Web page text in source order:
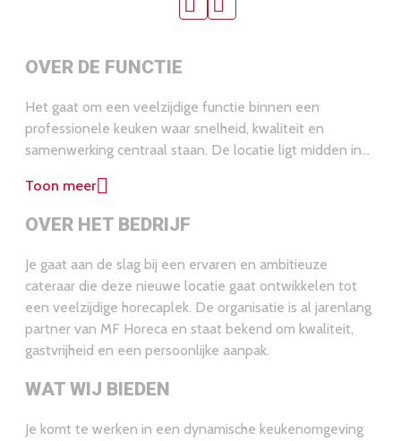
OVER DE FUNCTIE
Het gaat om een veelzijdige functie binnen een
professionele keuken waar snelheid, kwaliteit en
samenwerking centraal staan. De locatie ligt midden in
openbaar vervoer vanuit Groningen. In deze rol werk je
als Kok en ondersteun je als keukenmedewerker bij de
dagelijkse bereiding van diverse gerechten. Je bent
iemand die gewend is om in een gestructureerde keuken
te werken en weet hoe je moet omgaan met grote
volumes en verschillende bereidingsprocessen.
Toon meer
OVER HET BEDRIJF
Je gaat aan de slag bij een ervaren en ambitieuze
cateraar die deze nieuwe locatie gaat ontwikkelen tot
een veelzijdige horecaplek. De organisatie is al jarenlang
partner van MF Horeca en staat bekend om kwaliteit,
gastvrijheid en een persoonlijke aanpak.
WAT WIJ BIEDEN
Je komt te werken in een dynamische keukenomgeving